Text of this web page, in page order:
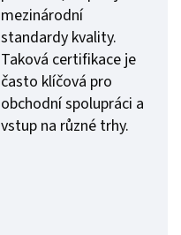
mezinárodní
standardy kvality.
Taková certifikace je
často klíčová pro
obchodní spolupráci a
vstup na různé trhy.